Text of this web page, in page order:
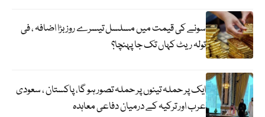
سونے کی قیمت میں مسلسل تیسرے روز بڑا اضافہ ، فی
تولہ ریٹ کہاں تک جا پہنچا؟
ایک پر حملہ تینوں پر حملہ تصور ہو گا، پاکستان ، سعودی
عرب اور ترکیہ کے درمیان دفاعی معاہدہ